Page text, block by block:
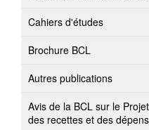
Cahiers d'études
Brochure BCL
Autres publications
Avis de la BCL sur le
des recettes et des